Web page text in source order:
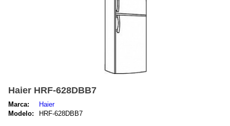
Haier HRF-628DBB7
Marca:
Haier
Modelo:
HRF-628DBB7